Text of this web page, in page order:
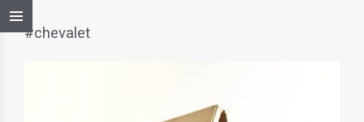
#chevalet